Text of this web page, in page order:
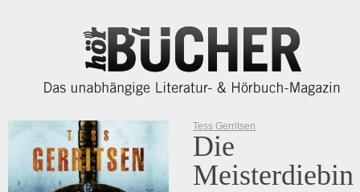
Tess Gerritsen
Die
Meisterdiebin